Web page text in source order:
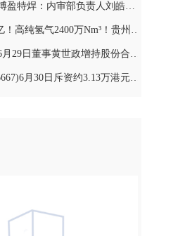
【速看料】博盈特焊：内审部负责人刘皓辞任
总投资8.08亿！高纯氢气2400万Nm³！贵州钢焦一体化项目正式投产_今日观点
齐心集团：6月29日董事黄世政增持股份合计2000股_每日热文
美因基因(06667)6月30日斥资约3.13万港元回购4400股 今日快讯